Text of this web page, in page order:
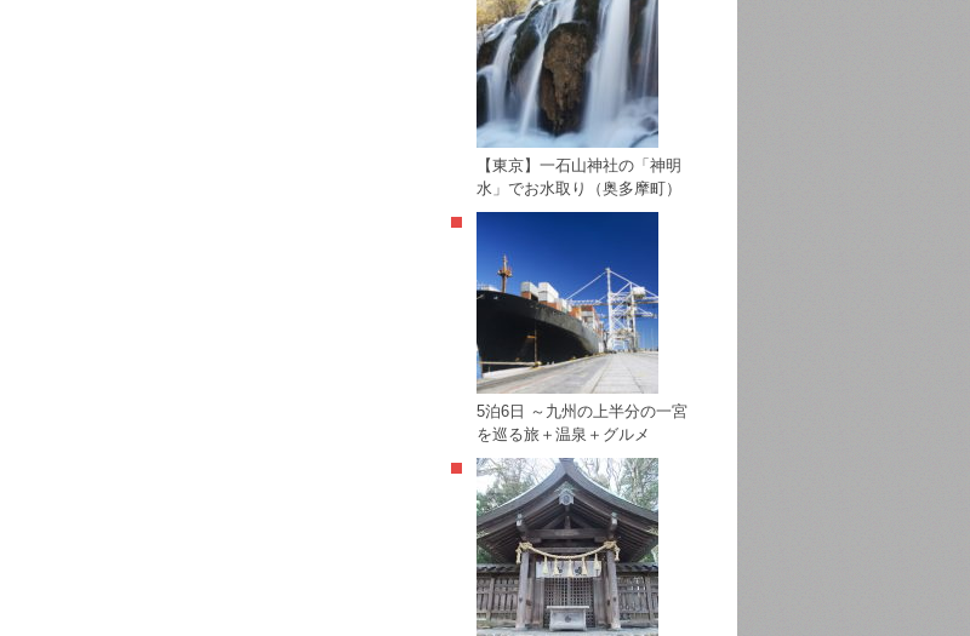
【東京】一石山神社の「神明
水」でお水取り（奥多摩町）
5泊6日 ～九州の上半分の一宮
を巡る旅＋温泉＋グルメ